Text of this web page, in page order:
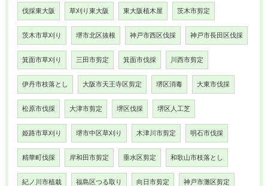
伐採東大阪 草刈り東大阪 東大阪植木屋 茨木市剪定
茨木市草刈り 堺市北区抜根 神戸市西区伐採 神戸市長田区伐採
箕面市草刈り 三田市剪定 箕面市伐採 川西市剪定
伊丹市枝落とし 大阪市天王寺区剪定 堺区消毒 大東市伐採
松原市伐採 大津市剪定 堺区伐採 堺区人工芝
姫路市草刈り 堺市中区草刈り 木津川市剪定 明石市伐採
精華町伐採 岸和田市剪定 垂水区剪定 和歌山市枝落とし
紀ノ川市植栽 福島区つる取り 向日市剪定 神戸市灘区剪定